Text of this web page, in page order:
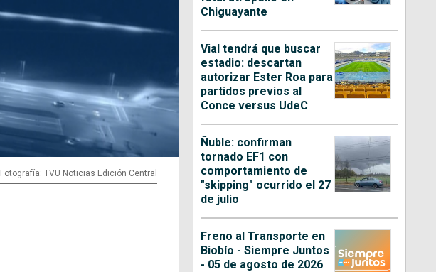
Fotografía: TVU Noticias Edición Central
Chiguayante
Vial tendrá que buscar
estadio: descartan
autorizar Ester Roa para
partidos previos al
Conce versus UdeC
Ñuble: confirman
tornado EF1 con
comportamiento de
"skipping" ocurrido el 27
de julio
Freno al Transporte en
Biobío - Siempre Juntos
- 05 de agosto de 2026